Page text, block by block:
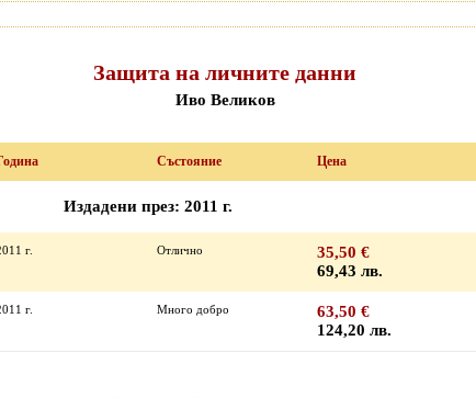
Защита на личните данни
Иво Великов
Състояние Цена
Издадени през: 2011 г.
г. Отлично
35,50 €
69,43 лв.
г. Много добро
63,50 €
124,20 лв.